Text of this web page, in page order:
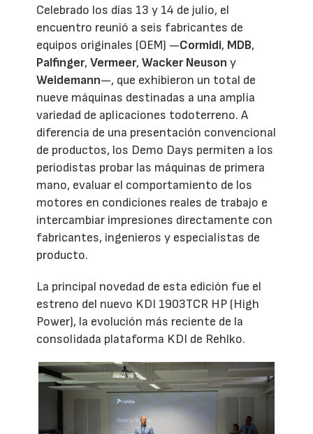
Celebrado los días 13 y 14 de julio, el
encuentro reunió a seis fabricantes de
equipos originales (OEM) —Cormidi, MDB,
Palfinger,Vermeer,Wacker Neuson y
Weidemann—, que exhibieron un total de
nueve máquinas destinadas a una amplia
variedad de aplicaciones todoterreno. A
diferencia de una presentación convencional
de productos, los Demo Days permiten a los
periodistas probar las máquinas de primera
mano, evaluar el comportamiento de los
motores en condiciones reales de trabajo e
intercambiar impresiones directamente con
fabricantes, ingenieros y especialistas de
producto.
La principal novedad de esta edición fue el
estreno del nuevo KDI 1903TCR HP (High
Power), la evolución más reciente de la
consolidada plataforma KDI de Rehlko.